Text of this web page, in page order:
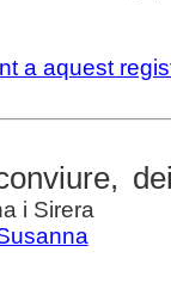
a aquest
i Sirera